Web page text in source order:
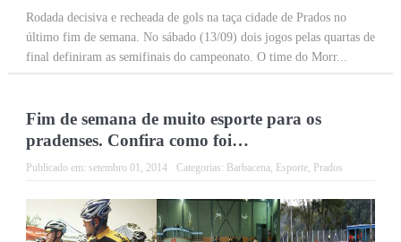
Rodada decisiva e recheada de gols na taça cidade de Prados no
último fim de semana. No sábado (13/09) dois jogos pelas quartas de
final definiram as semifinais do campeonato. O time do Morr...
Fim de semana de muito esporte para os
pradenses. Confira como foi…
Publicado em: setembro 01, 2014 Categorias: Barbacena, Esporte, Prados